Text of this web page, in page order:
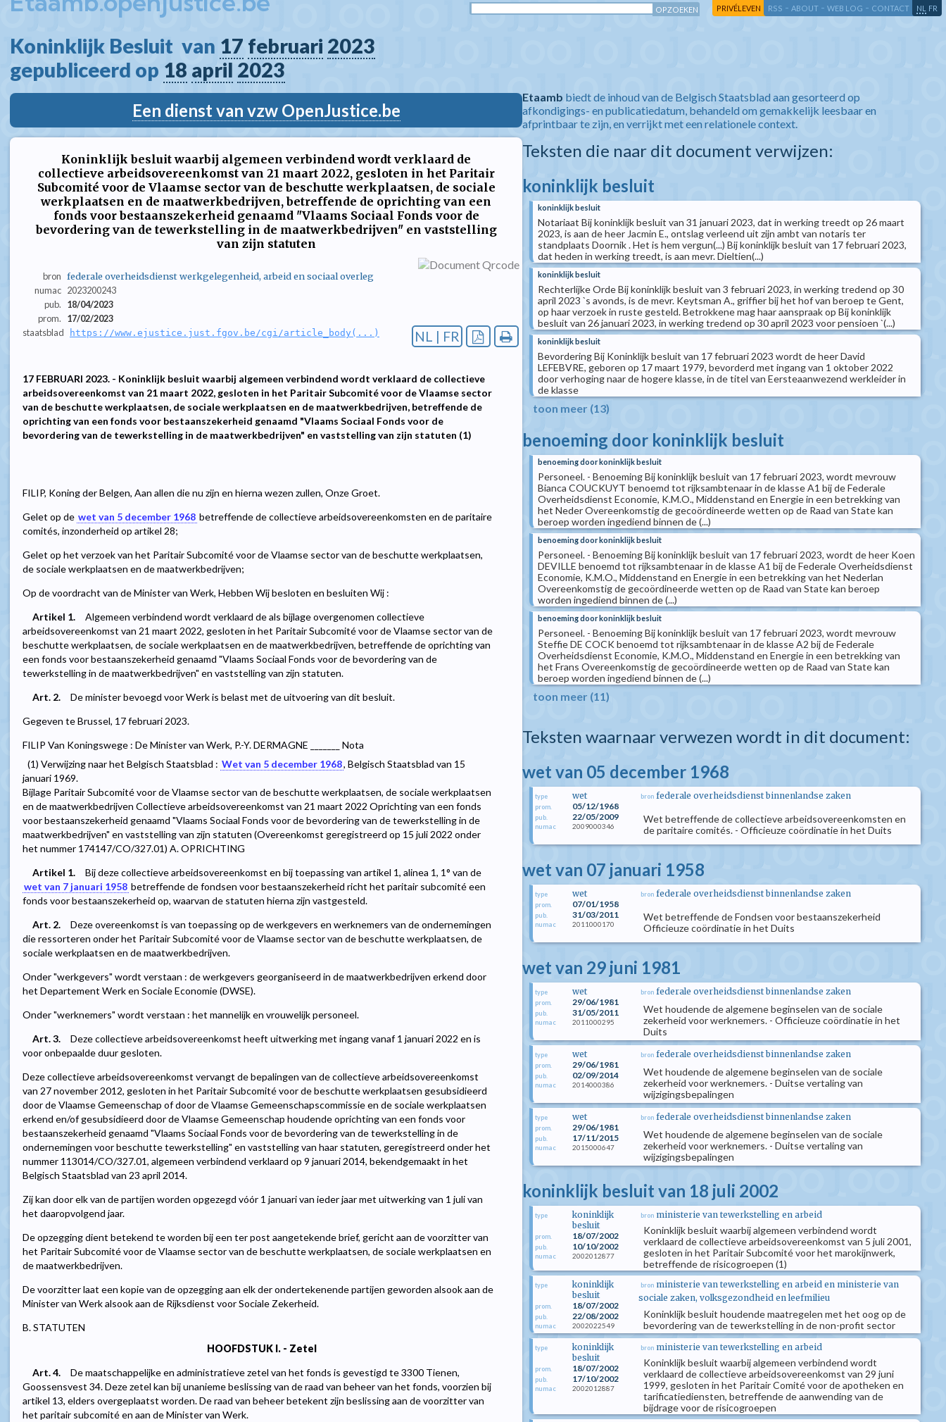
PRIVÉLEVEN RSS - ABOUT - WEB LOG - CONTACT NL FR
Koninklijk Besluit  van 17 februari 2023
gepubliceerd op 18 april 2023
Een dienst van vzw OpenJustice.be
Koninklijk besluit waarbij algemeen verbindend wordt verklaard de
collectieve arbeidsovereenkomst van 21 maart 2022, gesloten in het Paritair
Subcomité voor de Vlaamse sector van de beschutte werkplaatsen, de sociale
werkplaatsen en de maatwerkbedrijven, betreffende de oprichting van een
fonds voor bestaanszekerheid genaamd "Vlaams Sociaal Fonds voor de
bevordering van de tewerkstelling in de maatwerkbedrijven" en vaststelling
van zijn statuten
bron federale overheidsdienst werkgelegenheid, arbeid en sociaal overleg
numac 2023200243
pub.
18/04/2023
prom.
17/02/2023
staatsblad
https://www.ejustice.just.fgov.be/cgi/article_body(...) NL | FR
17 FEBRUARI 2023. - Koninklijk besluit waarbij algemeen verbindend wordt verklaard de collectieve
arbeidsovereenkomst van 21 maart 2022, gesloten in het Paritair Subcomité voor de Vlaamse sector
van de beschutte werkplaatsen, de sociale werkplaatsen en de maatwerkbedrijven, betreffende de
oprichting van een fonds voor bestaanszekerheid genaamd "Vlaams Sociaal Fonds voor de
bevordering van de tewerkstelling in de maatwerkbedrijven" en vaststelling van zijn statuten (1)
FILIP, Koning der Belgen, Aan allen die nu zijn en hierna wezen zullen, Onze Groet.
Gelet op de wet van 5 december 1968 betreffende de collectieve arbeidsovereenkomsten en de paritaire
comités, inzonderheid op artikel 28;
Gelet op het verzoek van het Paritair Subcomité voor de Vlaamse sector van de beschutte werkplaatsen,
de sociale werkplaatsen en de maatwerkbedrijven;
Op de voordracht van de Minister van Werk, Hebben Wij besloten en besluiten Wij :
Artikel 1.
Algemeen verbindend wordt verklaard de als bijlage overgenomen collectieve
arbeidsovereenkomst van 21 maart 2022, gesloten in het Paritair Subcomité voor de Vlaamse sector van de
beschutte werkplaatsen, de sociale werkplaatsen en de maatwerkbedrijven, betreffende de oprichting van
een fonds voor bestaanszekerheid genaamd "Vlaams Sociaal Fonds voor de bevordering van de
tewerkstelling in de maatwerkbedrijven" en vaststelling van zijn statuten.
Art. 2.
De minister bevoegd voor Werk is belast met de uitvoering van dit besluit.
Gegeven te Brussel, 17 februari 2023.
FILIP Van Koningswege : De Minister van Werk, P.-Y. DERMAGNE _______ Nota
(1) Verwijzing naar het Belgisch Staatsblad : Wet van 5 december 1968, Belgisch Staatsblad van 15
januari 1969.
Bijlage Paritair Subcomité voor de Vlaamse sector van de beschutte werkplaatsen, de sociale werkplaatsen
en de maatwerkbedrijven Collectieve arbeidsovereenkomst van 21 maart 2022 Oprichting van een fonds
voor bestaanszekerheid genaamd "Vlaams Sociaal Fonds voor de bevordering van de tewerkstelling in de
maatwerkbedrijven" en vaststelling van zijn statuten (Overeenkomst geregistreerd op 15 juli 2022 onder
het nummer 174147/CO/327.01) A. OPRICHTING
Artikel 1.
Bij deze collectieve arbeidsovereenkomst en bij toepassing van artikel 1, alinea 1, 1° van de
wet van 7 januari 1958 betreffende de fondsen voor bestaanszekerheid richt het paritair subcomité een
fonds voor bestaanszekerheid op, waarvan de statuten hierna zijn vastgesteld.
Art. 2.
Deze overeenkomst is van toepassing op de werkgevers en werknemers van de ondernemingen
die ressorteren onder het Paritair Subcomité voor de Vlaamse sector van de beschutte werkplaatsen, de
sociale werkplaatsen en de maatwerkbedrijven.
Onder "werkgevers" wordt verstaan : de werkgevers georganiseerd in de maatwerkbedrijven erkend door
het Departement Werk en Sociale Economie (DWSE).
Onder "werknemers" wordt verstaan : het mannelijk en vrouwelijk personeel.
Art. 3.
Deze collectieve arbeidsovereenkomst heeft uitwerking met ingang vanaf 1 januari 2022 en is
voor onbepaalde duur gesloten.
Deze collectieve arbeidsovereenkomst vervangt de bepalingen van de collectieve arbeidsovereenkomst
van 27 november 2012, gesloten in het Paritair Subcomité voor de beschutte werkplaatsen gesubsidieerd
door de Vlaamse Gemeenschap of door de Vlaamse Gemeenschapscommissie en de sociale werkplaatsen
erkend en/of gesubsidieerd door de Vlaamse Gemeenschap houdende oprichting van een fonds voor
bestaanszekerheid genaamd "Vlaams Sociaal Fonds voor de bevordering van de tewerkstelling in de
ondernemingen voor beschutte tewerkstelling" en vaststelling van haar statuten, geregistreerd onder het
nummer 113014/CO/327.01, algemeen verbindend verklaard op 9 januari 2014, bekendgemaakt in het
Belgisch Staatsblad van 23 april 2014.
Zij kan door elk van de partijen worden opgezegd vóór 1 januari van ieder jaar met uitwerking van 1 juli van
het daaropvolgend jaar.
De opzegging dient betekend te worden bij een ter post aangetekende brief, gericht aan de voorzitter van
het Paritair Subcomité voor de Vlaamse sector van de beschutte werkplaatsen, de sociale werkplaatsen en
de maatwerkbedrijven.
De voorzitter laat een kopie van de opzegging aan elk der ondertekenende partijen geworden alsook aan de
Minister van Werk alsook aan de Rijksdienst voor Sociale Zekerheid.
B. STATUTEN
HOOFDSTUK I. - Zetel
Art. 4.
De maatschappelijke en administratieve zetel van het fonds is gevestigd te 3300 Tienen,
Goossensvest 34. Deze zetel kan bij unanieme beslissing van de raad van beheer van het fonds, voorzien bij
artikel 13, elders overgeplaatst worden. De raad van beheer betekent zijn beslissing aan de voorzitter van
het paritair subcomité en aan de Minister van Werk.
Etaamb biedt de inhoud van de Belgisch Staatsblad aan gesorteerd op
afkondigings- en publicatiedatum, behandeld om gemakkelijk leesbaar en
afprintbaar te zijn, en verrijkt met een relationele context.
Teksten die naar dit document verwijzen:
koninklijk besluit
koninklijk besluit
Notariaat Bij koninklijk besluit van 31 januari 2023, dat in werking treedt op 26 maart
2023, is aan de heer Jacmin E., ontslag verleend uit zijn ambt van notaris ter
standplaats Doornik . Het is hem vergun(...) Bij koninklijk besluit van 17 februari 2023,
dat heden in werking treedt, is aan mevr. Dieltien(...)
koninklijk besluit
Rechterlijke Orde Bij koninklijk besluit van 3 februari 2023, in werking tredend op 30
april 2023 `s avonds, is de mevr. Keytsman A., griffier bij het hof van beroep te Gent,
op haar verzoek in ruste gesteld. Betrokkene mag haar aanspraak op Bij koninklijk
besluit van 26 januari 2023, in werking tredend op 30 april 2023 voor pensioen `(...)
koninklijk besluit
Bevordering Bij Koninklijk besluit van 17 februari 2023 wordt de heer David
LEFEBVRE, geboren op 17 maart 1979, bevorderd met ingang van 1 oktober 2022
door verhoging naar de hogere klasse, in de titel van Eersteaanwezend werkleider in
de klasse
toon meer (13)
benoeming door koninklijk besluit
benoeming door koninklijk besluit
Personeel. - Benoeming Bij koninklijk besluit van 17 februari 2023, wordt mevrouw
Bianca COUCKUYT benoemd tot rijksambtenaar in de klasse A1 bij de Federale
Overheidsdienst Economie, K.M.O., Middenstand en Energie in een betrekking van
het Neder Overeenkomstig de gecoördineerde wetten op de Raad van State kan
beroep worden ingediend binnen de (...)
benoeming door koninklijk besluit
Personeel. - Benoeming Bij koninklijk besluit van 17 februari 2023, wordt de heer Koen
DEVILLE benoemd tot rijksambtenaar in de klasse A1 bij de Federale Overheidsdienst
Economie, K.M.O., Middenstand en Energie in een betrekking van het Nederlan
Overeenkomstig de gecoördineerde wetten op de Raad van State kan beroep
worden ingediend binnen de (...)
benoeming door koninklijk besluit
Personeel. - Benoeming Bij koninklijk besluit van 17 februari 2023, wordt mevrouw
Steffie DE COCK benoemd tot rijksambtenaar in de klasse A2 bij de Federale
Overheidsdienst Economie, K.M.O., Middenstand en Energie in een betrekking van
het Frans Overeenkomstig de gecoördineerde wetten op de Raad van State kan
beroep worden ingediend binnen de (...)
toon meer (11)
Teksten waarnaar verwezen wordt in dit document:
wet van 05 december 1968
type wet
prom. 05/12/1968
pub. 22/05/2009
numac 2009000346
bron federale overheidsdienst binnenlandse zaken
Wet betreffende de collectieve arbeidsovereenkomsten en
de paritaire comités. - Officieuze coördinatie in het Duits
wet van 07 januari 1958
type wet
prom. 07/01/1958
pub. 31/03/2011
numac 2011000170
bron federale overheidsdienst binnenlandse zaken
Wet betreffende de Fondsen voor bestaanszekerheid
Officieuze coördinatie in het Duits
wet van 29 juni 1981
type wet
prom. 29/06/1981
pub. 31/05/2011
numac 2011000295
bron federale overheidsdienst binnenlandse zaken
Wet houdende de algemene beginselen van de sociale
zekerheid voor werknemers. - Officieuze coördinatie in het
Duits
type wet
prom. 29/06/1981
pub. 02/09/2014
numac 2014000386
bron federale overheidsdienst binnenlandse zaken
Wet houdende de algemene beginselen van de sociale
zekerheid voor werknemers. - Duitse vertaling van
wijzigingsbepalingen
type wet
prom. 29/06/1981
pub. 17/11/2015
numac 2015000647
bron federale overheidsdienst binnenlandse zaken
Wet houdende de algemene beginselen van de sociale
zekerheid voor werknemers. - Duitse vertaling van
wijzigingsbepalingen
koninklijk besluit van 18 juli 2002
type
koninklijk
besluit
prom. 18/07/2002
pub. 10/10/2002
numac 2002012877
bron ministerie van tewerkstelling en arbeid
Koninklijk besluit waarbij algemeen verbindend wordt
verklaard de collectieve arbeidsovereenkomst van 5 juli 2001,
gesloten in het Paritair Subcomité voor het marokijnwerk,
betreffende de risicogroepen (1)
type
koninklijk
besluit
prom. 18/07/2002
pub. 22/08/2002
numac 2002022549
bron ministerie van tewerkstelling en arbeid en ministerie van
sociale zaken, volksgezondheid en leefmilieu
Koninklijk besluit houdende maatregelen met het oog op de
bevordering van de tewerkstelling in de non-profit sector
type
koninklijk
besluit
prom. 18/07/2002
pub. 17/10/2002
numac 2002012887
bron ministerie van tewerkstelling en arbeid
Koninklijk besluit waarbij algemeen verbindend wordt
verklaard de collectieve arbeidsovereenkomst van 29 juni
1999, gesloten in het Paritair Comité voor de apotheken en
tarificatiediensten, betreffende de aanwending van de
bijdrage voor de risicogroepen